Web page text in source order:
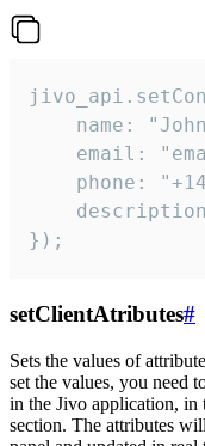
name:
email:
phone:
});
setClientAtributes#
Sets the values ​​of
set the values, you need
in the Jivo application,
section. The attributes